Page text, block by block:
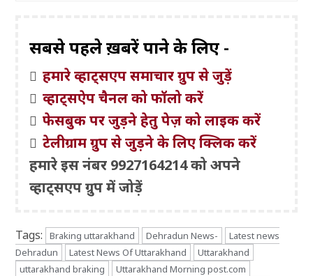
सबसे पहले ख़बरें पाने के लिए -
हमारे व्हाट्सएप समाचार ग्रुप से जुड़ें
व्हाट्सऐप चैनल को फॉलो करें
फेसबुक पर जुड़ने हेतु पेज़ को लाइक करें
टेलीग्राम ग्रुप से जुड़ने के लिए क्लिक करें
हमारे इस नंबर 9927164214 को अपने
व्हाट्सएप ग्रुप में जोड़ें
Tags: Braking uttarakhand Dehradun News-
Latest news
Dehradun
Latest News Of Uttarakhand
Uttarakhand
uttarakhand braking
Uttarakhand Morning post.com